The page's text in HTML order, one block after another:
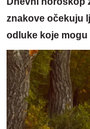
znakove očekuju
odluke koje